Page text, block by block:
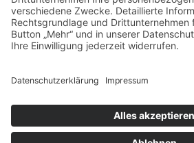
Besucherstatistik:Heute: 337 |
Gesamt: 1110154
Tierheim Berg
Telefon: +49 751 41778 u.
info@tierheim-
Impressum|Datenschutz|